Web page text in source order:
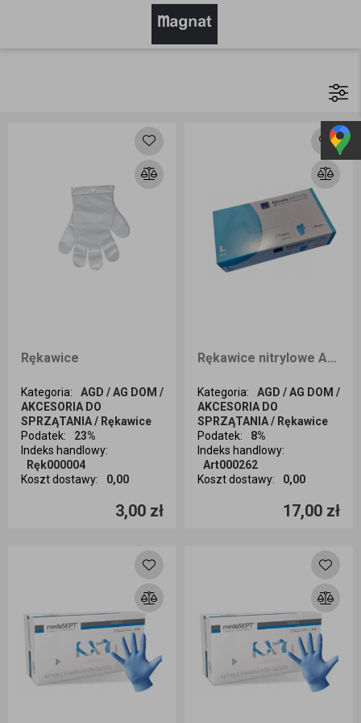
Rękawice
Kategoria:
AGD / AG DOM /
AKCESORIA DO
SPRZĄTANIA / Rękawice
Podatek:
23%
Indeks handlowy:
Ręk000004
Koszt dostawy: 0,00
3,00 zł
Ilość sztuk
Rękawice nitrylowe A`100 rozmiar S
Kategoria:
AGD / AG DOM /
AKCESORIA DO
SPRZĄTANIA / Rękawice
Podatek:
8%
Indeks handlowy:
Art000262
Koszt dostawy: 0,00
17,00 zł
Ilość sztuk